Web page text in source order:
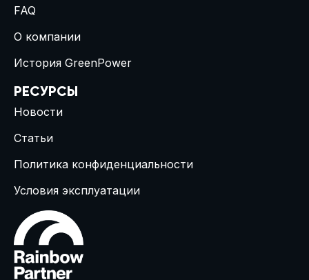
FAQ
О компании
История GreenPower
РЕСУРСЫ
Новости
Статьи
Политика конфиденциальности
Условия эксплуатации